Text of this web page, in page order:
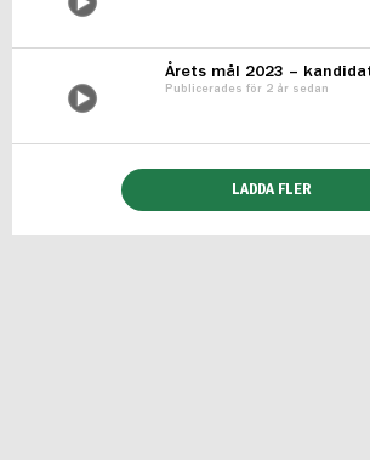
Årets mål 2023 –
Publicerades för 2 år sedan
LADDA FLER